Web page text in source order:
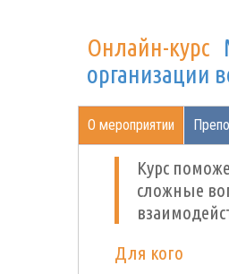
Онлайн-курс
организации
О мероприятии
Курс
сложные
Для кого